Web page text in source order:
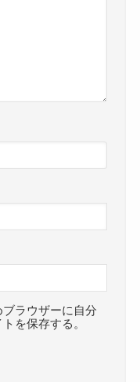
ラウザーに自分
を保存する。